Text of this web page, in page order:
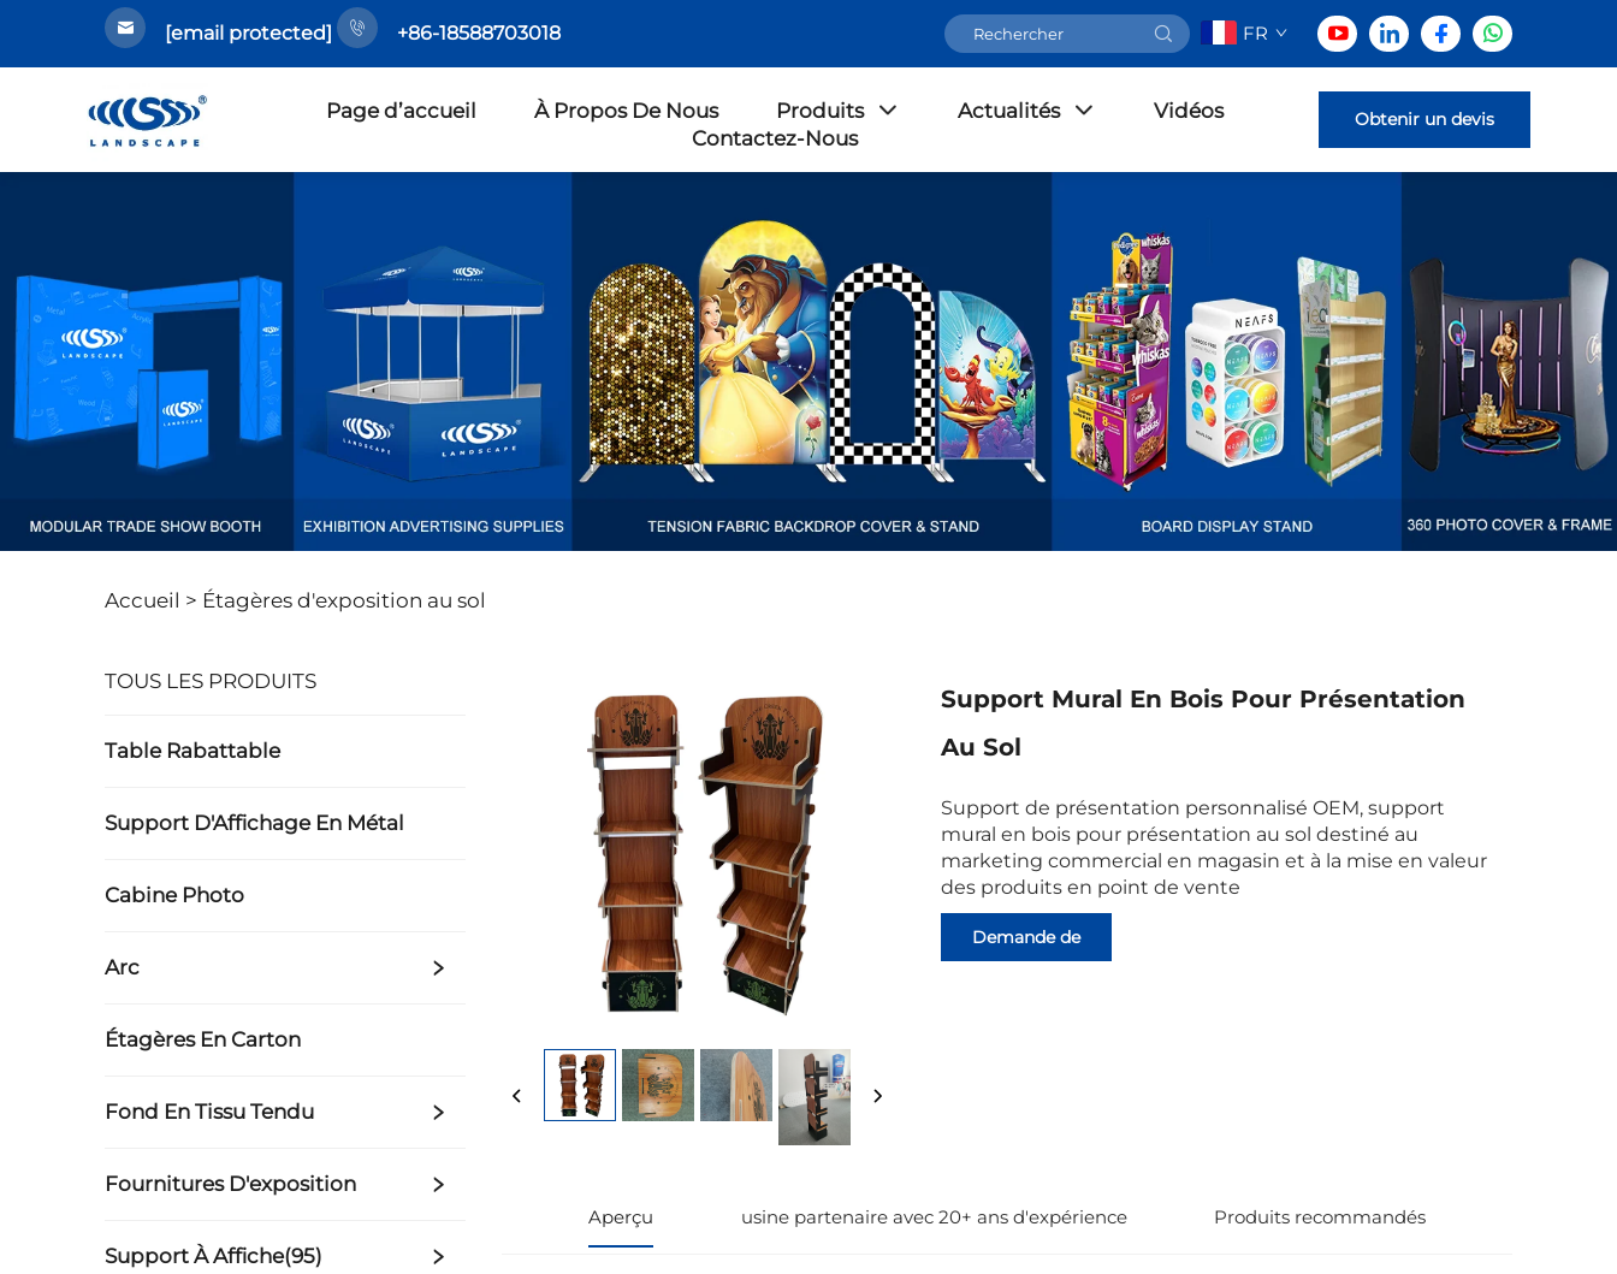
[email protected] +86-18588703018 FR
Page d’accueil À Propos De Nous Produits Actualités
Vidéos
Contactez-Nous
Obtenir un devis
Accueil > Étagères d'exposition au sol
TOUS LES PRODUITS
Table Rabattable
Support D'Affichage En Métal
Cabine Photo
Arc
Étagères En Carton
Fond En Tissu Tendu
Fournitures D'exposition
Support À Affiche(95)
Support Mural En Bois Pour Présentation
Au Sol
Support de présentation personnalisé OEM, support
mural en bois pour présentation au sol destiné au
marketing commercial en magasin et à la mise en valeur
des produits en point de vente
Demande de
Aperçu usine partenaire avec 20+ ans d'expérience Produits recommandés